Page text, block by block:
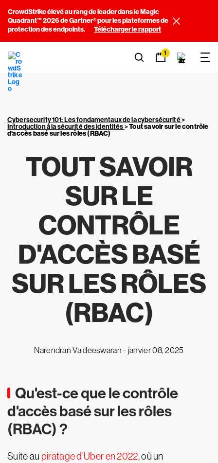
CrowdStrike élevé au rang de leader dans le Magic
Quadrant™ 2026 de Gartner® pour les plateformes de
protection des endpoints.
Télécharger le rapport
1
Cybersecurity 101: Les fondamentaux de la cybersécurité>
Introduction à la sécurité des identités>Tout savoir sur le contrôle
d'accès basé sur les rôles (RBAC)
TOUT SAVOIR
SUR LE
CONTRÔLE
D'ACCÈS BASÉ
SUR LES RÔLES
(RBAC)
Narendran Vaideeswaran - janvier 08, 2025
Qu'est-ce que le contrôle
d'accès basé sur les rôles
(RBAC) ?
Suite au piratage d'Uber en 2022, où un